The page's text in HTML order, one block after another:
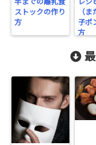
半までの離乳食
ストックの作り
方
レシ
（ま
子ポ
方